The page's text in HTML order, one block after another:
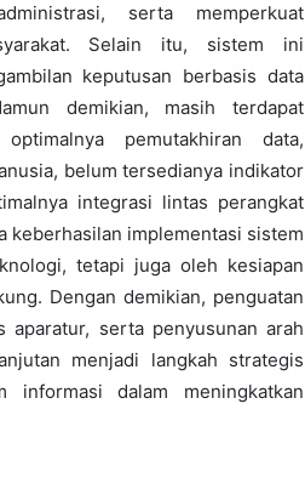
serta memperkuat
Selain itu, sistem ini
keputusan berbasis data
demikian, masih terdapat
pemutakhiran data,
belum tersedianya indikator
integrasi lintas perangkat
keberhasilan implementasi sistem
tetapi juga oleh kesiapan
Dengan demikian, penguatan
aparatur, serta penyusunan arah
menjadi langkah strategis
informasi dalam meningkatkan